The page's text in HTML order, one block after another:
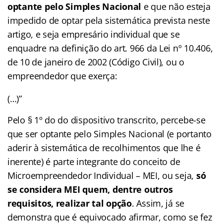
optante pelo Simples Nacional e que não esteja
impedido de optar pela sistemática prevista neste
artigo, e seja empresário individual que se
enquadre na definição do art. 966 da Lei nº 10.406,
de 10 de janeiro de 2002 (Código Civil), ou o
empreendedor que exerça:
(…)”
Pelo § 1º do do dispositivo transcrito, percebe-se
que ser optante pelo Simples Nacional (e portanto
aderir à sistemática de recolhimentos que lhe é
inerente) é parte integrante do conceito de
Microempreendedor Individual – MEI, ou seja, só
se considera MEI quem, dentre outros
requisitos, realizar tal opção. Assim, já se
demonstra que é equivocado afirmar, como se fez